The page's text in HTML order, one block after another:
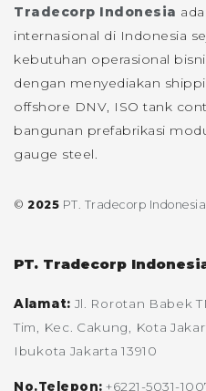
Tradecorp Indonesia
internasional di Indonesia
kebutuhan operasional
dengan menyediakan
offshore DNV, ISO tank
bangunan prefabrikasi
gauge steel.
© 2025 PT. Tradecorp Indonesia
PT. Tradecorp
Alamat: Jl. Rorotan Babek
Tim, Kec. Cakung, Kota
Ibukota Jakarta 13910
No.Telepon: +6221-5031-